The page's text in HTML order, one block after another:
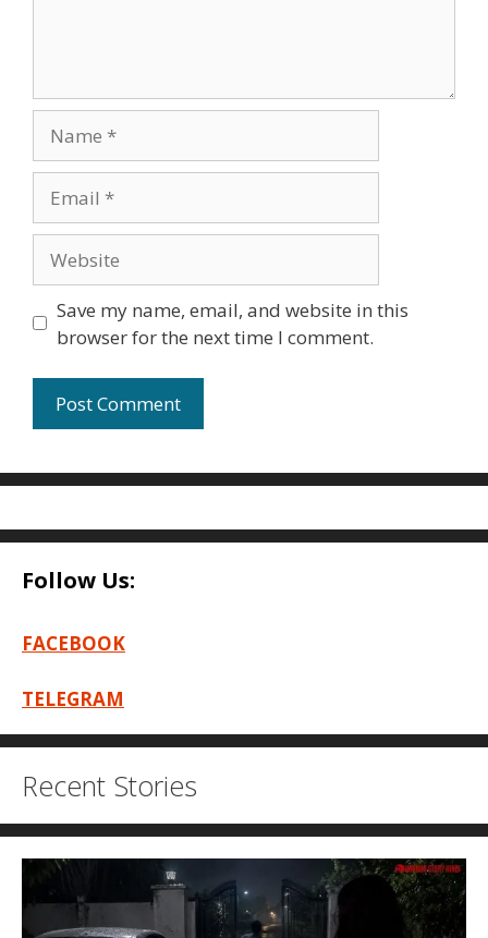
Save my name, email, and website in this
browser for the next time I comment.
Follow Us:
FACEBOOK
TELEGRAM
Recent Stories